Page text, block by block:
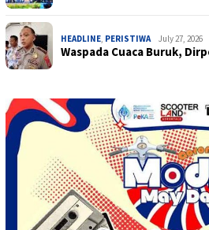
HEADLINE, PERISTIWA July 27, 2026
Waspada Cuaca Buruk,